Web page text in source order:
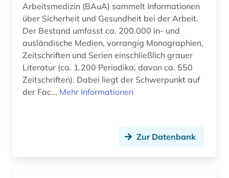
Arbeitsmedizin (BAuA) sammelt Informationen
über Sicherheit und Gesundheit bei der Arbeit.
Der Bestand umfasst ca. 200.000 in- und
ausländische Medien, vorrangig Monographien,
Zeitschriften und Serien einschließlich grauer
Literatur (ca. 1.200 Periodika, davon ca. 550
Zeitschriften). Dabei liegt der Schwerpunkt auf
der Fac... Mehr Informationen
Zur Datenbank